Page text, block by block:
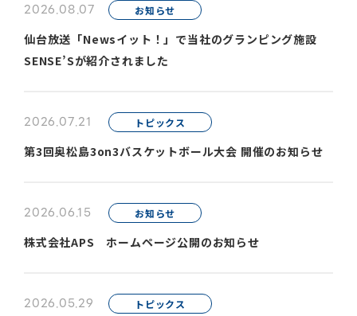
2026.08.07 お知らせ
仙台放送「Newsイット！」で当社のグランピング施設
SENSE’Sが紹介されました
2026.07.21 トピックス
第3回奥松島3on3バスケットボール大会 開催のお知らせ
2026.06.15 お知らせ
株式会社APS ホームページ公開のお知らせ
2026.05.29 トピックス